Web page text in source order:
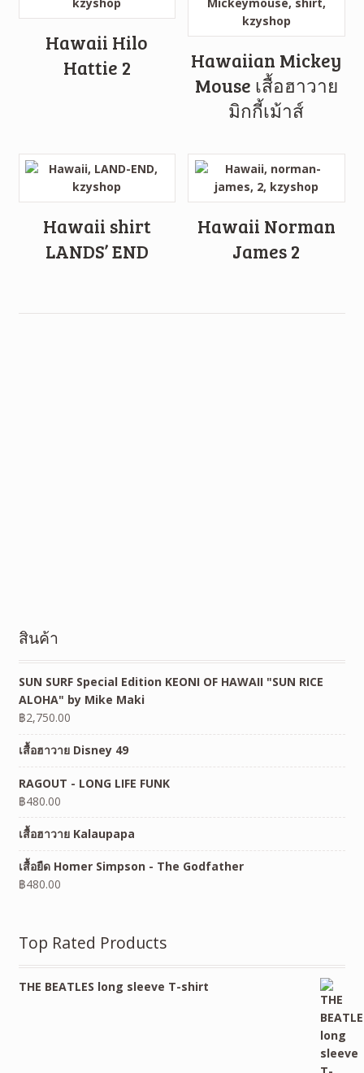
Hawaii Hilo
Hattie 2
Hawaiian Mickey
Mouse เสื้อฮาวาย
มิกกี้เม้าส์
Hawaii shirt
LANDS’ END
Hawaii Norman
James 2
สินค้า
SUN SURF Special Edition KEONI OF HAWAII "SUN RICE
ALOHA" by Mike Maki
฿2,750.00
เสื้อฮาวาย Disney 49
RAGOUT - LONG LIFE FUNK
฿480.00
เสื้อฮาวาย Kalaupapa
เสื้อยืด Homer Simpson - The Godfather
฿480.00
Top Rated Products
THE BEATLES long sleeve T-shirt